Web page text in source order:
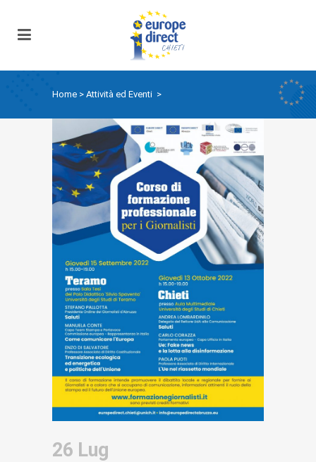
Home > Attività ed Eventi >
26 Lug